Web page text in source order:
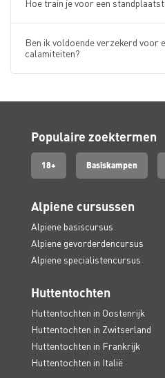
Hoe train je voor een
Ben ik voldoende verzekerd voor
calamiteiten?
Populaire zoektermen
18+ Basiskampen
Alpiene cursussen
Alpiene basiscursus
Alpiene gevorderdencursus
Alpiene specialistencursus
Huttentochten
Huttentochten in Oostenrijk
Huttentochten in Zwitserland
Huttentochten in Frankrijk
Huttentochten in Italië